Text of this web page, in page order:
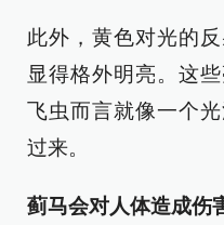
此外，黄色对光的
显得格外明亮。这
飞虫而言就像一个
过来。
蓟马会对人体造成伤